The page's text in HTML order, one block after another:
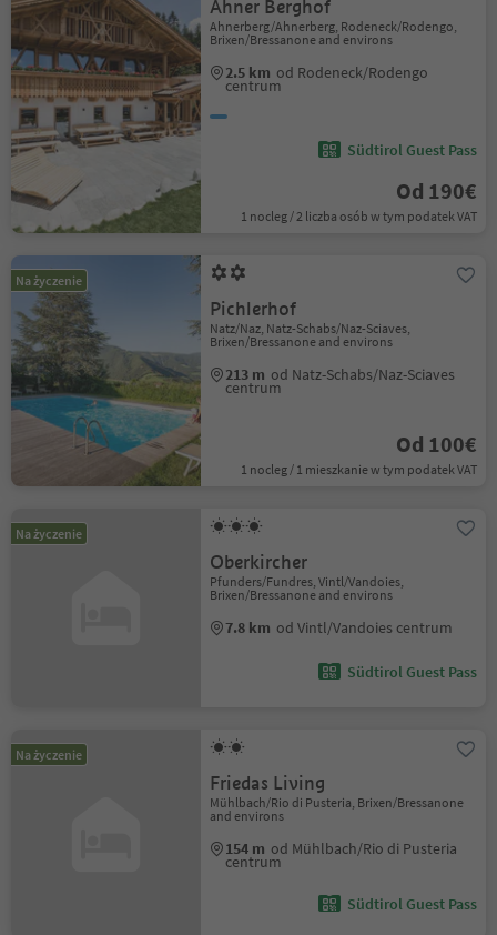
Ahner Berghof
Ahnerberg/Ahnerberg, Rodeneck/Rodengo,
Brixen/Bressanone and environs
2.5 km od Rodeneck/Rodengo
centrum
Südtirol Guest Pass
Od 190€
1 nocleg / 2 liczba osób w tym podatek VAT
Na życzenie
Pichlerhof
Natz/Naz, Natz-Schabs/Naz-Sciaves,
Brixen/Bressanone and environs
213 m od Natz-Schabs/Naz-Sciaves
centrum
Od 100€
1 nocleg / 1 mieszkanie w tym podatek VAT
Na życzenie
Oberkircher
Pfunders/Fundres, Vintl/Vandoies,
Brixen/Bressanone and environs
7.8 km od Vintl/Vandoies centrum
Südtirol Guest Pass
Na życzenie
Friedas Living
Mühlbach/Rio di Pusteria, Brixen/Bressanone
and environs
154 m od Mühlbach/Rio di Pusteria
centrum
Südtirol Guest Pass